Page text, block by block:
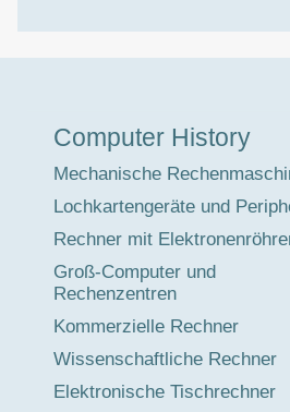
Computer History
Mechanische
Lochkartengeräte und
Rechner mit
Groß-Computer und
Rechenzentren
Kommerzielle Rechner
Wissenschaftliche Rechner
Elektronische Tischrechner